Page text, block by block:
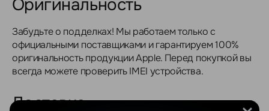
Оригинальность
Забудьте о подделках! Мы работаем только с
официальными поставщиками и гарантируем 100%
оригинальность продукции Apple. Перед покупкой вы
всегда можете проверить IMEI устройства.
Доставка